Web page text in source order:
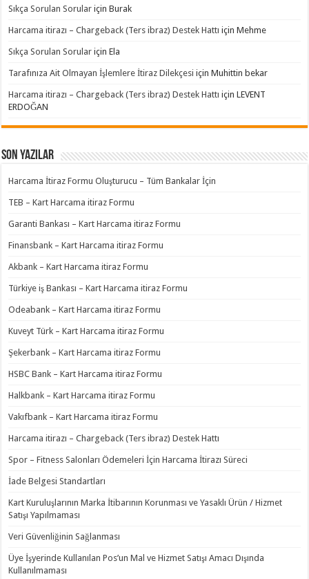
Sıkça Sorulan Sorular içinBurak
Harcama itirazı – Chargeback (Ters ibraz) Destek Hattı içinMehme
Sıkça Sorulan Sorular içinEla
Tarafınıza Ait Olmayan İşlemlere İtiraz Dilekçesi içinMuhittin bekar
Harcama itirazı – Chargeback (Ters ibraz) Destek Hattı içinLEVENT
ERDOĞAN
Son Yazılar
Harcama İtiraz Formu Oluşturucu – Tüm Bankalar İçin
TEB – Kart Harcama itiraz Formu
Garanti Bankası – Kart Harcama itiraz Formu
Finansbank – Kart Harcama itiraz Formu
Akbank – Kart Harcama itiraz Formu
Türkiye iş Bankası – Kart Harcama itiraz Formu
Odeabank – Kart Harcama itiraz Formu
Kuveyt Türk – Kart Harcama itiraz Formu
Şekerbank – Kart Harcama itiraz Formu
HSBC Bank – Kart Harcama itiraz Formu
Halkbank – Kart Harcama itiraz Formu
Vakıfbank – Kart Harcama itiraz Formu
Harcama itirazı – Chargeback (Ters ibraz) Destek Hattı
Spor – Fitness Salonları Ödemeleri İçin Harcama İtirazı Süreci
İade Belgesi Standartları
Kart Kuruluşlarının Marka İtibarının Korunması ve Yasaklı Ürün / Hizmet
Satışı Yapılmaması
Veri Güvenliğinin Sağlanması
Üye İşyerinde Kullanılan Pos’un Mal ve Hizmet Satışı Amacı Dışında
Kullanılmaması